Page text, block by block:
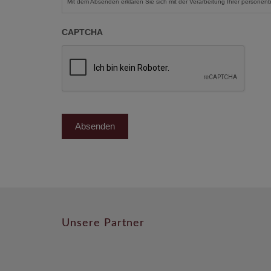
Mit dem Absenden erklären Sie sich mit der Verarbeitung Ihrer
CAPTCHA
Unsere Partner